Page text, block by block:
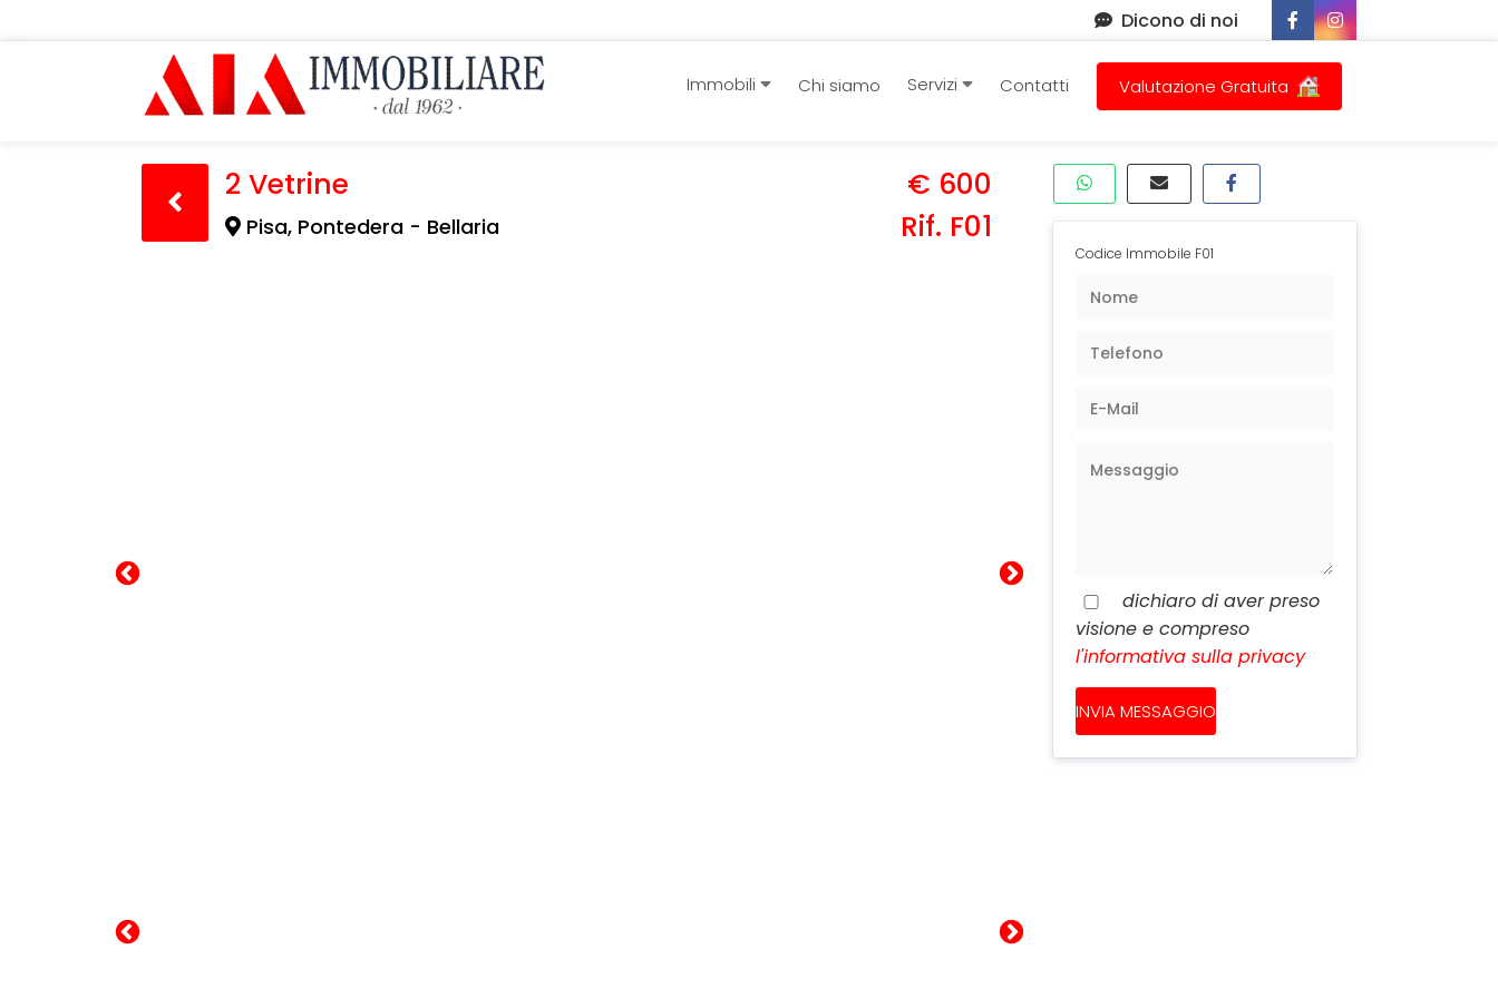
Dicono di noi
Immobili Chi siamo Servizi Contatti Valutazione Gratuita
2 Vetrine
Pisa, Pontedera - Bellaria
€ 600
Rif. F01
Codice Immobile F01
dichiaro di aver preso
visione e compreso
l'informativa sulla privacy